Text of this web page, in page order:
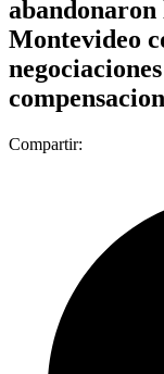
Montevideo
Compartir: